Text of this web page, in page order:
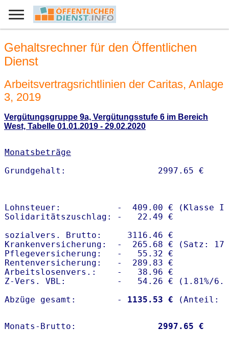
Gehaltsrechner für den Öffentlichen
Dienst
Arbeitsvertragsrichtlinien der Caritas, Anlage
3, 2019
Vergütungsgruppe 9a, Vergütungsstufe 6 im Bereich
West, Tabelle 01.01.2019 - 29.02.2020
Monatsbeträge
Lohnsteuer:           -  409.00 € (Klasse I)
Solidaritätszuschlag: -   22.49 €
sozialvers. Brutto:     3116.46 €
Krankenversicherung:  -  265.68 € (Satz:
Pflegeversicherung:   -   55.32 €
Rentenversicherung:   -  289.83 €
Arbeitslosenvers.:    -   38.96 €
Z-Vers. VBL:          -   54.26 € ( 1.81%/
Abzüge gesamt:        -
1135.53 €
Monats-Brutto: 2997.65 €